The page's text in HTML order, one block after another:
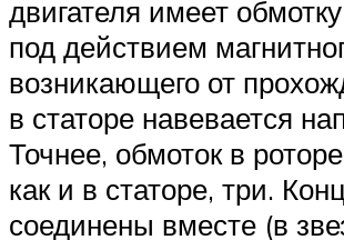
двигателя имеет
под действием
возникающего от
в статоре навевается
Точнее, обмоток в
как и в статоре, три.
соединены вместе (в